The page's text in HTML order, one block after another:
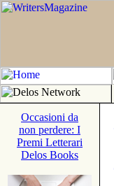
Occasioni da
non perdere: I
Premi Letterari
Delos Books